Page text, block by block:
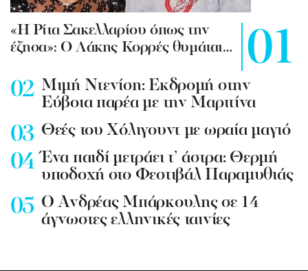
«Η Ρίτα Σακελλαρίου όπως την
έζησα»: Ο Λάκης Κορρές θυμάται…
Mιμή Ντενίση: Εκδρομή στην
Εύβοια παρέα με την Μαριτίνα
Θεές του Χόλιγουντ με ωραία μαγιό
Ένα παιδί μετράει τ’ άστρα: Θερμή
υποδοχή στο Φεστιβάλ Παραμυθιάς
Ο Ανδρέας Μπάρκουλης σε 14
άγνωστες ελληνικές ταινίες